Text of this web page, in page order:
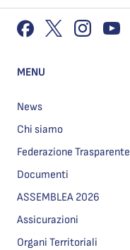
MENU
News
Chi siamo
Federazione Trasparente
Documenti
ASSEMBLEA 2026
Assicurazioni
Organi Territoriali